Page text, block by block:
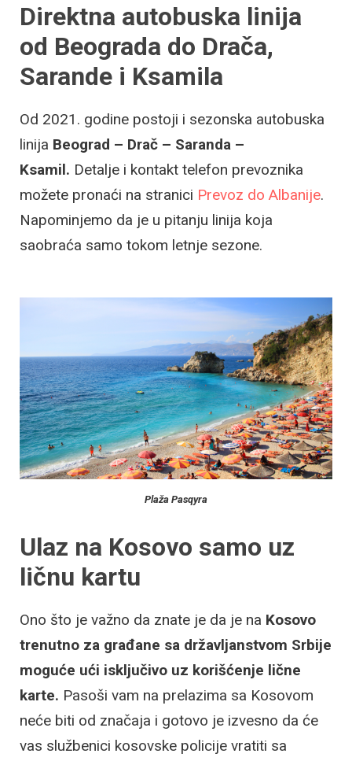
Direktna autobuska linija
od Beograda do Drača,
Sarande i Ksamila
Od 2021. godine postoji i sezonska autobuska
linija Beograd – Drač – Saranda –
Ksamil. Detalje i kontakt telefon prevoznika
možete pronaći na stranici Prevoz do Albanije.
Napominjemo da je u pitanju linija koja
saobraća samo tokom letnje sezone.
Plaža Pasqyra
Ulaz na Kosovo samo uz
ličnu kartu
Ono što je važno da znate je da je na Kosovo
trenutno za građane sa državljanstvom Srbije
moguće ući isključivo uz korišćenje lične
karte. Pasoši vam na prelazima sa Kosovom
neće biti od značaja i gotovo je izvesno da će
vas službenici kosovske policije vratiti sa